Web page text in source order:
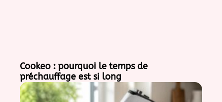
Cookeo : pourquoi le temps de
préchauffage est si long